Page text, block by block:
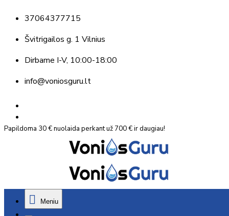
37064377715
Švitrigailos g. 1 Vilnius
Dirbame I-V, 10:00-18:00
info@voniosguru.lt
Papildoma 30 € nuolaida perkant už 700 € ir daugiau!
Meniu